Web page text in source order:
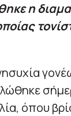
η
όπου